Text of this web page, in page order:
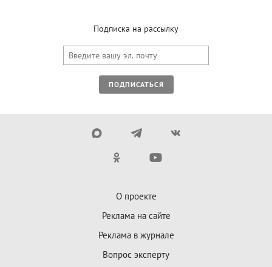
Подписка на рассылку
ПОДПИСАТЬСЯ
О проекте
Реклама на сайте
Реклама в журнале
Вопрос эксперту